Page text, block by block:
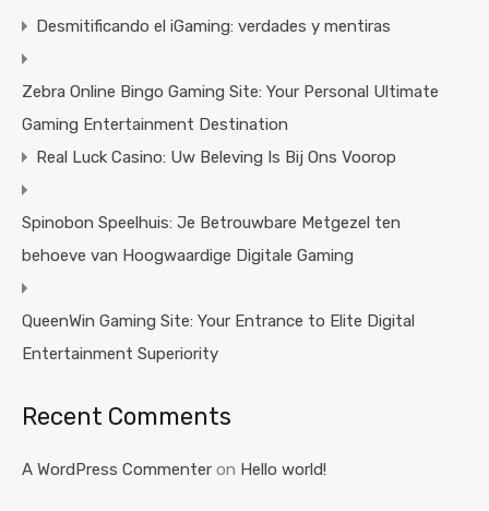
Desmitificando el iGaming: verdades y mentiras
Zebra Online Bingo Gaming Site: Your Personal Ultimate
Gaming Entertainment Destination
Real Luck Casino: Uw Beleving Is Bij Ons Voorop
Spinobon Speelhuis: Je Betrouwbare Metgezel ten
behoeve van Hoogwaardige Digitale Gaming
QueenWin Gaming Site: Your Entrance to Elite Digital
Entertainment Superiority
Recent Comments
A WordPress Commenter on Hello world!